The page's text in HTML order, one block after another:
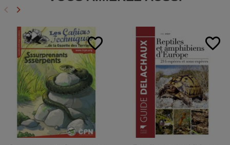
Précédent
keyboard_arrow_left Suivant
keyboard_arrow_right
favorite_border favorite_border